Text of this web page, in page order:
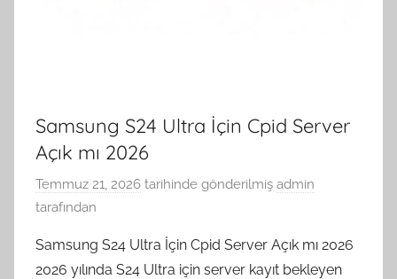
Samsung S24 Ultra İçin Cpid Server
Açık mı 2026
Temmuz 21, 2026 tarihinde gönderilmiş admin
tarafından
Samsung S24 Ultra İçin Cpid Server Açık mı 2026
2026 yılında S24 Ultra için server kayıt bekleyen